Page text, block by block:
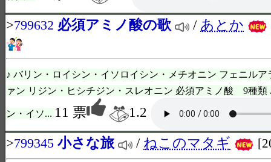
>799632 必須アミノ酸の歌 / あとか
♪ バリン・ロイシン・イソロイシン・メチオニン フェニル
ァン リジン・ヒシチジン・スレオニン 必須アミノ酸 9種類
ン・イソ... 11 票
1.2
>799345 小さな旅 / ねこのマタギ